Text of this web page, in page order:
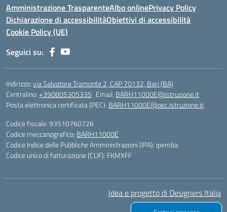
Amministrazione TrasparenteAlbo onlinePrivacy Policy
Dichiarazione di accessibilitàObiettivi di accessibilità
Cookie Policy (UE)
Seguici su:
Indirizzo:via Salvatore Tramonte 2, CAP 70132, Bari (BA)
Centralino:+390805305335 Email: BARH11000E@istruzione.it
Posta elettronica certificata (PEC): BARH11000E@pec.istruzione.it
Codice fiscale: 93510760726
Codice meccanografico: BARH11000E
Codice Indice delle Pubbliche Amministrazioni (IPA): ipemba
Codice unico di fatturazione (CUF): FKMXFF
Idea e progetto di Designers Italia